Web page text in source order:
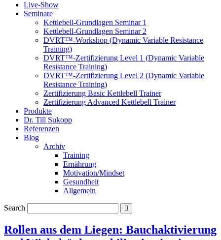
Live-Show
Seminare
Kettlebell-Grundlagen Seminar 1
Kettlebell-Grundlagen Seminar 2
DVRT™-Workshop (Dynamic Variable Resistance
Training)
DVRT™-Zertifizierung Level 1 (Dynamic Variable
Resistance Training)
DVRT™-Zertifizierung Level 2 (Dynamic Variable
Resistance Training)
Zertifizierung Basic Kettlebell Trainer
Zertifizierung Advanced Kettlebell Trainer
Produkte
Dr. Till Sukopp
Referenzen
Blog
Archiv
Training
Ernährung
Motivation/Mindset
Gesundheit
Allgemein
Search
Rollen aus dem Liegen: Bauchaktivierung